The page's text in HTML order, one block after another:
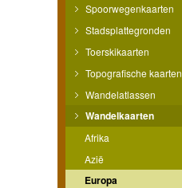
Spoorwegenkaarten
Stadsplattegronden
Toerskikaarten
Topografische kaarten
Wandelatlassen
Wandelkaarten
Afrika
Azië
Europa